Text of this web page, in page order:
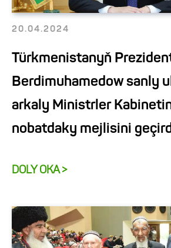
20.04.2024
Türkmenistanyň
Berdimuhamedow sanly
arkaly Ministrler
nobatdaky mejlisini
DOLY OKA >